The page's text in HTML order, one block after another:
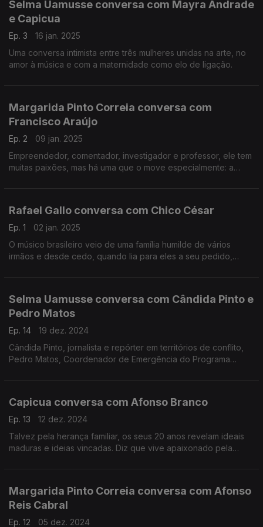
Selma Uamusse conversa com Mayra Andrade
e Capicua
Ep. 3
16 jan. 2025
Uma conversa intimista entre três mulheres unidas na arte, no
amor à música e com a maternidade como elo de ligação.
Margarida Pinto Correia conversa com
Francisco Araújo
Ep. 2
09 jan. 2025
Empreendedor, comentador, investigador e professor, ele tem
muitas paixões, mas há uma que o move especialmente: a
Rafael Gallo conversa com Chico César
Ep. 1
02 jan. 2025
O músico brasileiro veio de uma família humilde de vários
irmãos e desde cedo, quando lia para eles a seu pedido,
Selma Uamusse conversa com Cândida Pinto e
Pedro Matos
Ep. 14
19 dez. 2024
Cândida Pinto, jornalista e repórter em territórios de conflito,
Pedro Matos, Coordenador de Emergência do Programa
Capicua conversa com Afonso Branco
Ep. 13
12 dez. 2024
Talvez pela herança familiar, os seus 20 anos revelam ideais
maduras e ideias vincadas. Diz que vive apaixonado pela
Margarida Pinto Correia conversa com Afonso
Reis Cabral
Ep. 12 05 dez. 2024